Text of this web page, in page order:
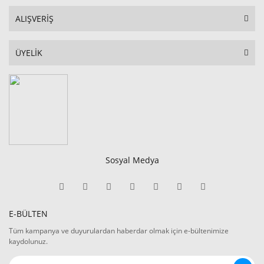
ALIŞVERİŞ
ÜYELİK
Sosyal Medya
E-BÜLTEN
Tüm kampanya ve duyurulardan haberdar olmak için e-bültenimize
kaydolunuz.